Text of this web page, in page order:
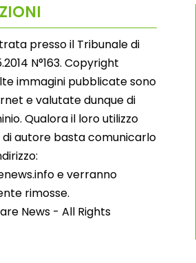
presso il Tribunale di
N°163. Copyright
immagini pubblicate sono
e valutate dunque di
Qualora il loro utilizzo
di autore basta comunicarlo
e verranno
rimosse.
News - All Rights